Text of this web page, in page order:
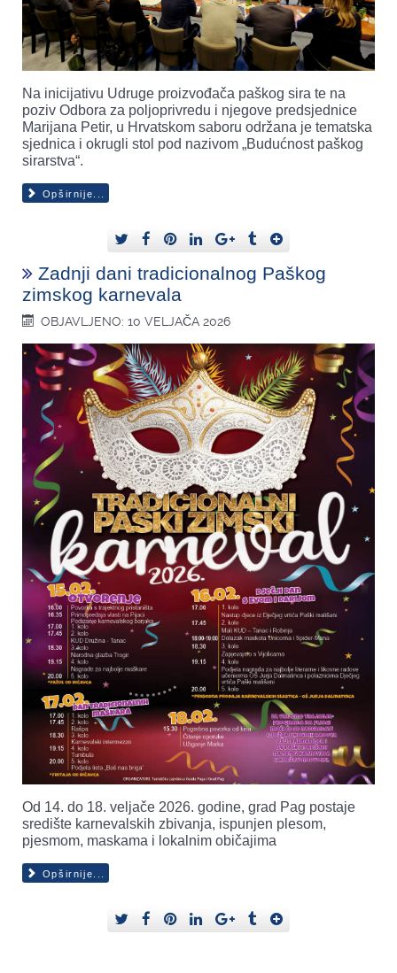
Na inicijativu Udruge proizvođača paškog sira te na
poziv Odbora za poljoprivredu i njegove predsjednice
Marijana Petir, u Hrvatskom saboru održana je tematska
sjednica i okrugli stol pod nazivom „Budućnost paškog
sirarstva“.
Opširnije...
Zadnji dani tradicionalnog Paškog
zimskog karnevala
OBJAVLJENO: 10 VELJAČA 2026
Od 14. do 18. veljače 2026. godine, grad Pag postaje
središte karnevalskih zbivanja, ispunjen plesom,
pjesmom, maskama i lokalnim običajima
Opširnije...